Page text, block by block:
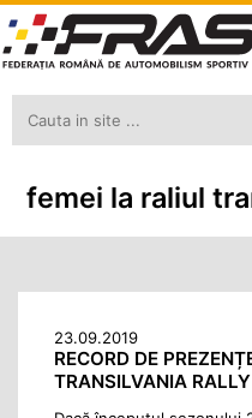
femei la raliul
23.09.2019
RECORD DE
TRANSILVANIA